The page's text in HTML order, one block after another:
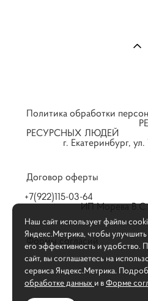
Политика обработки
г. Екатеринбург, ул.
Договор оферты
рады вас
+7(922)115-03-64
ИП Морева В.С.
Формы согласий
почта:
Наш сайт использует файлы
Яндекс.Метрика, чтобы улучшить
его эффективность и удобство.
сайт, вы соглашаетесь на
сервиса Яндекс.Метрика.
обработке данных и вФорме